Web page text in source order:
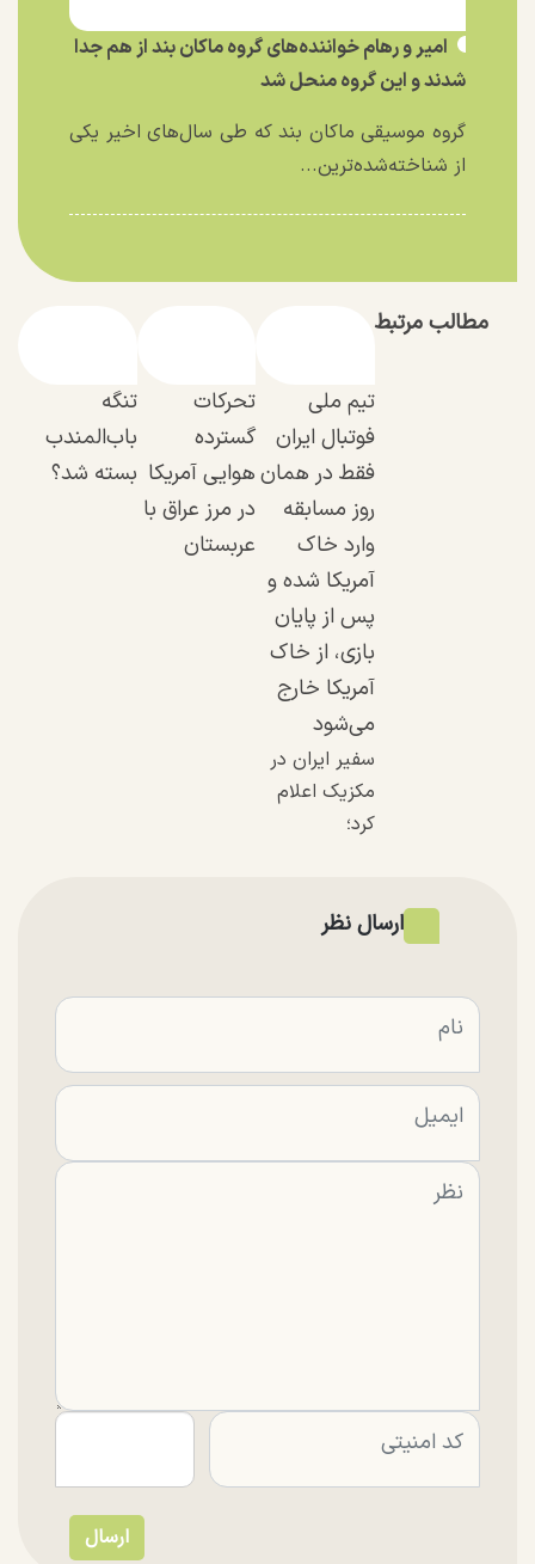
امیر و رهام خواننده‌های گروه ماکان بند از هم جدا
شدند و این گروه منحل شد
گروه موسیقی ماکان بند که طی سال‌های اخیر یکی
از شناخته‌شده‌ترین...
مطالب مرتبط
تیم ملی
فوتبال ایران
فقط در همان
روز مسابقه
وارد خاک
آمریکا شده و
پس از پایان
بازی، از خاک
آمریکا خارج
می‌شود
سفیر ایران در
مکزیک اعلام
کرد؛
تحرکات
گسترده
هوایی آمریکا
در مرز عراق با
عربستان
تنگه
باب‌المندب
بسته شد؟
ارسال نظر